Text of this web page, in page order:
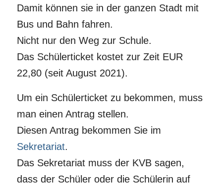
Damit können sie in der ganzen Stadt mit
Bus und Bahn fahren.
Nicht nur den Weg zur Schule.
Das Schülerticket kostet zur Zeit EUR
22,80 (seit August 2021).
Um ein Schülerticket zu bekommen, muss
man einen Antrag stellen.
Diesen Antrag bekommen Sie im
Sekretariat.
Das Sekretariat muss der KVB sagen,
dass der Schüler oder die Schülerin auf